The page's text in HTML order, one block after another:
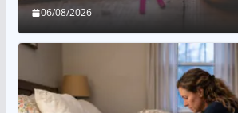
06/08/2026